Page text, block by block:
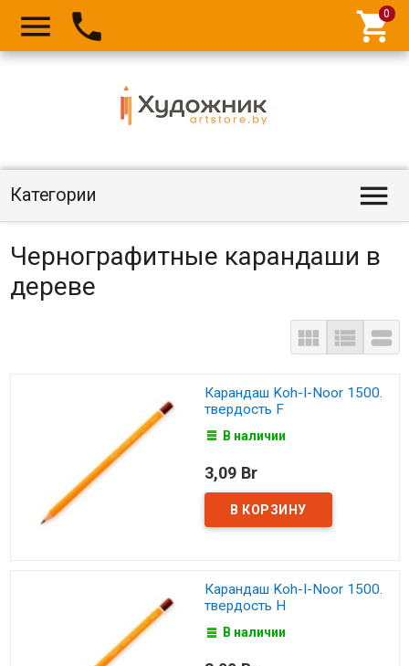
  
Категории 
Чернографитные карандаши в
дереве
  
Карандаш Koh-I-Noor 1500.
твердость F
В наличии
3,09 Br
Карандаш Koh-I-Noor 1500.
твердость H
В наличии